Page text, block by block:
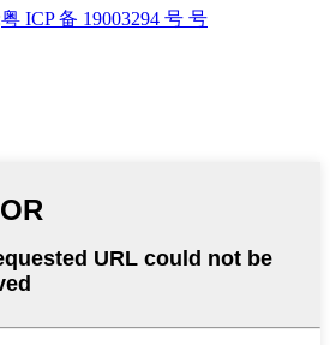
粤 ICP 备 19003294 号 号